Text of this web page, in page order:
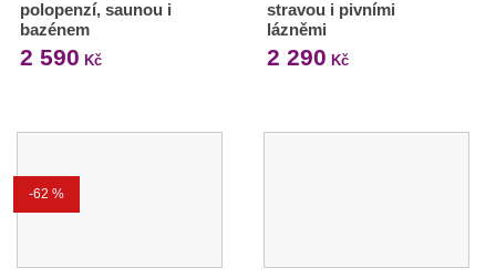
polopenzí, saunou i
bazénem
2 590 Kč
stravou i pivními
lázněmi
2 290 Kč
-62 %